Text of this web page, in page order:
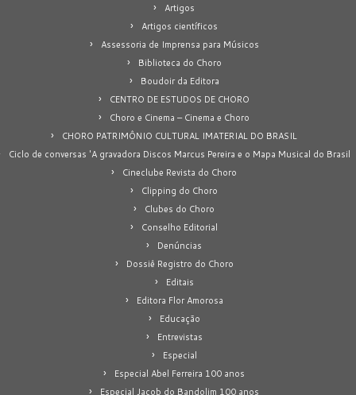
Artigos
Artigos científicos
Assessoria de Imprensa para Músicos
Biblioteca do Choro
Boudoir da Editora
CENTRO DE ESTUDOS DE CHORO
Choro e Cinema – Cinema e Choro
CHORO PATRIMÔNIO CULTURAL IMATERIAL DO BRASIL
Ciclo de conversas 'A gravadora Discos Marcus Pereira e o Mapa Musical do Brasil
Cineclube Revista do Choro
Clipping do Choro
Clubes do Choro
Conselho Editorial
Denúncias
Dossiê Registro do Choro
Editais
Editora Flor Amorosa
Educação
Entrevistas
Especial
Especial Abel Ferreira 100 anos
Especial Jacob do Bandolim 100 anos